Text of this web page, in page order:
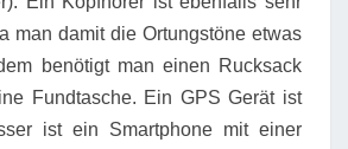
man damit die Ortungstöne etwas
benötigt man einen Rucksack
Fundtasche. Ein GPS Gerät ist
ist ein Smartphone mit einer